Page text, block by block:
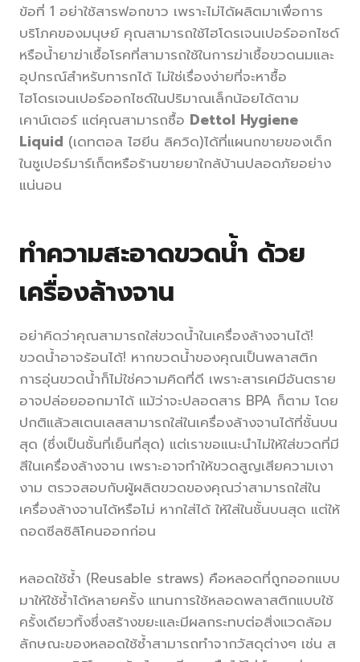
ข้อที่ 1 อย่าใช้สารฟอกขาว เพราะไม่ได้ผลิตมาเพื่อการ
บริโภคของมนุษย์ คุณสามารถใช้ไฮโดรเจนเปอร์ออกไซด์
หรือน้ำยาฆ่าเชื้อโรคที่สามารถใช้ในการฆ่าเชื้อขวดนมและ
อุปกรณ์สำหรับทารกได้ ไม่ใช่เรื่องง่ายที่จะหาซื้อ
ไฮโดรเจนเปอร์ออกไซด์ในปริมาณเล็กน้อยได้ตาม
เคาน์เตอร์ แต่คุณสามารถซื้อ Dettol Hygiene
Liquid (เดทตอล ไฮยีน ลิควิด)ได้ที่แผนกขายของเด็ก
ในซูเปอร์มาร์เก็ตหรือร้านขายยาใกล้บ้านปลอดภัยอย่าง
แน่นอน
ทำความสะอาดขวดน้ำ ด้วย
เครื่องล้างจาน
อย่าคิดว่าคุณสามารถใส่ขวดน้ำในเครื่องล้างจานได้!
ขวดน้ำอาจร้อนได้! หากขวดน้ำของคุณเป็นพลาสติก
การอุ่นขวดน้ำก็ไม่ใช่ความคิดที่ดี เพราะสารเคมีอันตราย
อาจปล่อยออกมาได้ แม้ว่าจะปลอดสาร BPA ก็ตาม โดย
ปกติแล้วสเตนเลสสามารถใส่ในเครื่องล้างจานได้ที่ชั้นบน
สุด (ซึ่งเป็นชั้นที่เย็นที่สุด) แต่เราขอแนะนำไม่ให้ใส่ขวดที่มี
สีในเครื่องล้างจาน เพราะอาจทำให้ขวดสูญเสียความเงา
งาม ตรวจสอบกับผู้ผลิตขวดของคุณว่าสามารถใส่ใน
เครื่องล้างจานได้หรือไม่ หากใส่ได้ ให้ใส่ในชั้นบนสุด แต่ให้
ถอดซีลซิลิโคนออกก่อน
หลอดใช้ซ้ำ (Reusable straws) คือหลอดที่ถูกออกแบบ
มาให้ใช้ซ้ำได้หลายครั้ง แทนการใช้หลอดพลาสติกแบบใช้
ครั้งเดียวทิ้งซึ่งสร้างขยะและมีผลกระทบต่อสิ่งแวดล้อม
ลักษณะของหลอดใช้ซ้ำสามารถทำจากวัสดุต่างๆ เช่น ส